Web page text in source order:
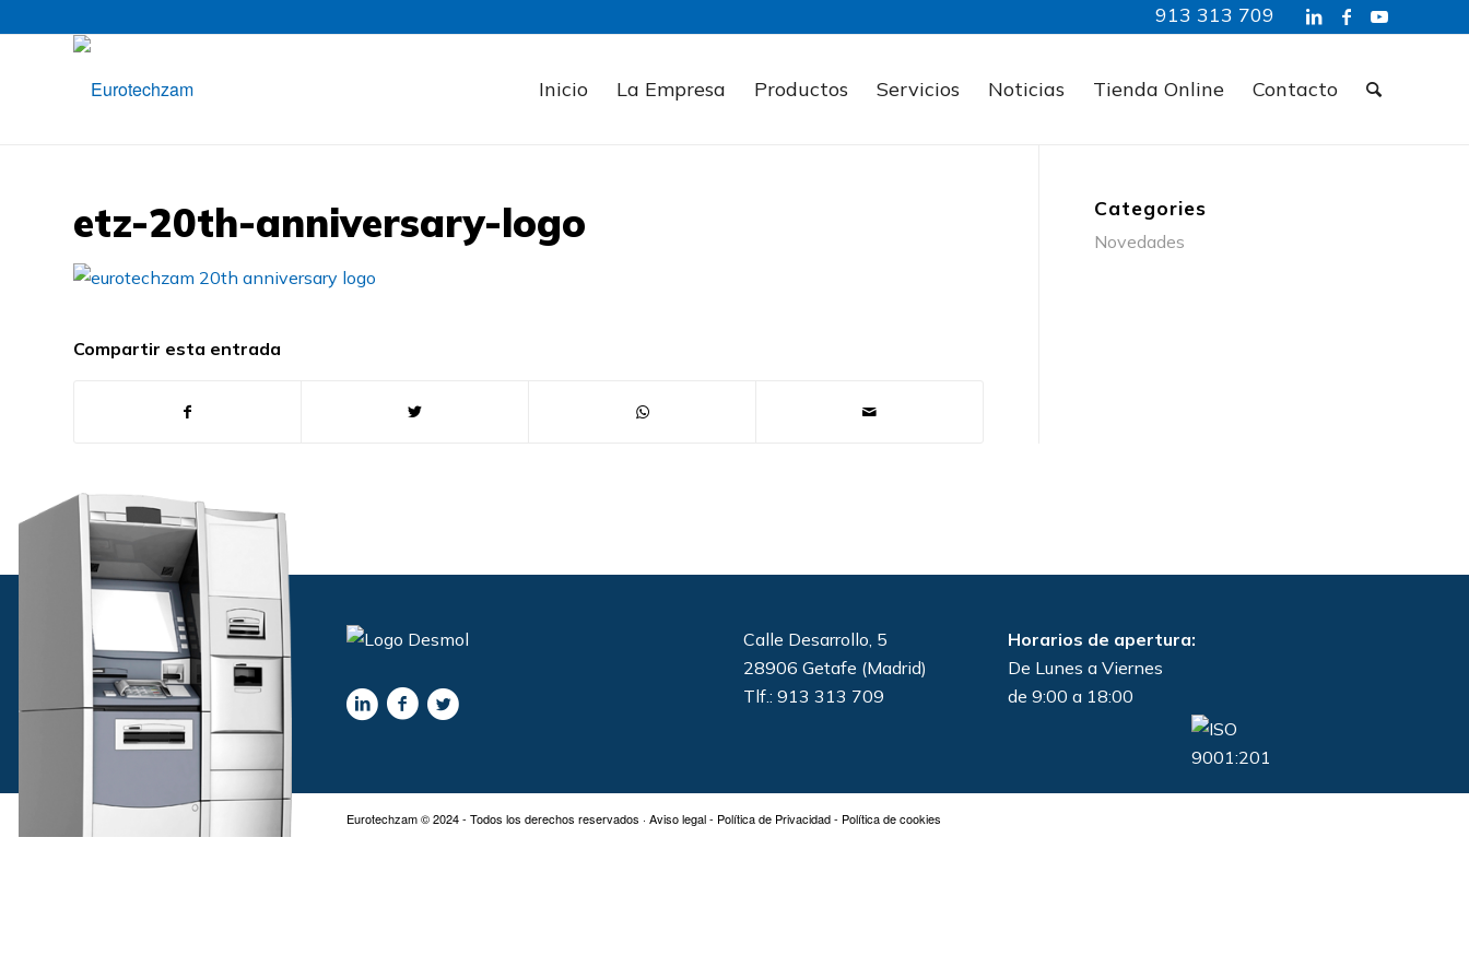
913 313 709
Inicio La Empresa Productos Servicios Noticias Tienda Online Contacto
etz-20th-anniversary-logo
Compartir esta entrada
Categories
Novedades
Calle Desarrollo, 5
28906 Getafe (Madrid)
Tlf.: 913 313 709
Horarios de apertura:
De Lunes a Viernes
de 9:00 a 18:00
Eurotechzam © 2024 - Todos los derechos reservados · Aviso legal- Política de Privacidad- Política de cookies